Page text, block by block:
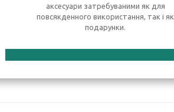
аксесуари затребуваними як для
повсякденного використання, так і як
подарунки.